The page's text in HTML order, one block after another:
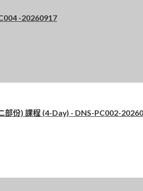
-20260917
份) 課程 (4-Day) - DNS-PC002-